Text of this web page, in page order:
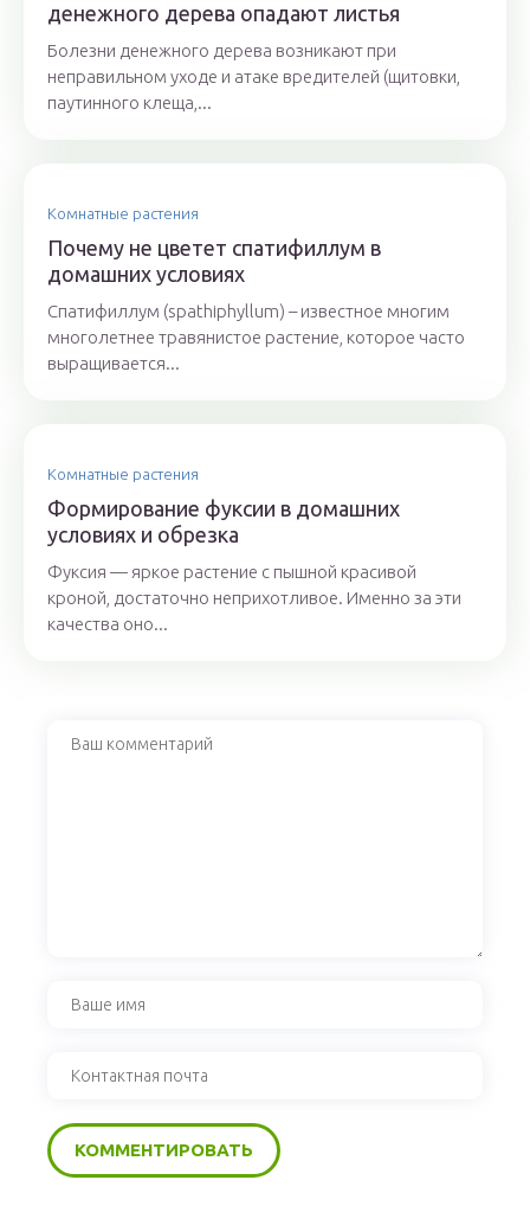
денежного дерева опадают листья
Болезни денежного дерева возникают при
неправильном уходе и атаке вредителей (щитовки,
паутинного клеща,...
Комнатные растения
Почему не цветет спатифиллум в
домашних условиях
Спатифиллум (spathiphyllum) – известное многим
многолетнее травянистое растение, которое часто
выращивается...
Комнатные растения
Формирование фуксии в домашних
условиях и обрезка
Фуксия — яркое растение с пышной красивой
кроной, достаточно неприхотливое. Именно за эти
качества оно...